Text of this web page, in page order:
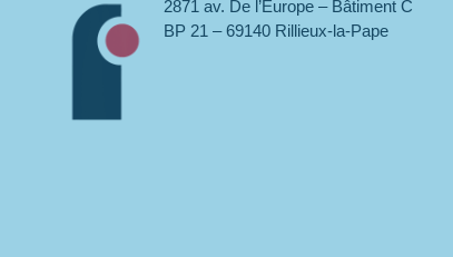
2871 av. De l’Europe – Bâtiment C
BP 21 – 69140 Rillieux-la-Pape